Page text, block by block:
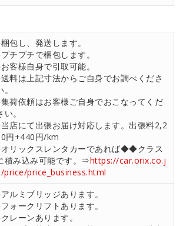
包し、発送します。
チプチで梱包します。
客様自身で引取可能。
料は上記寸法からご自身でお調べくださ
。
荷依頼はお客様ご自身でおこなってくだ
い。
店にて出張お届け対応します。出張料2,2
円+440円/km
リックスレンタカーであれば◆◆クラス
積み込み可能です。⇒https://car.orix.co.j
price/price_business.html
ルミブリッジあります。
ォークリフトあります。
レーンあります。